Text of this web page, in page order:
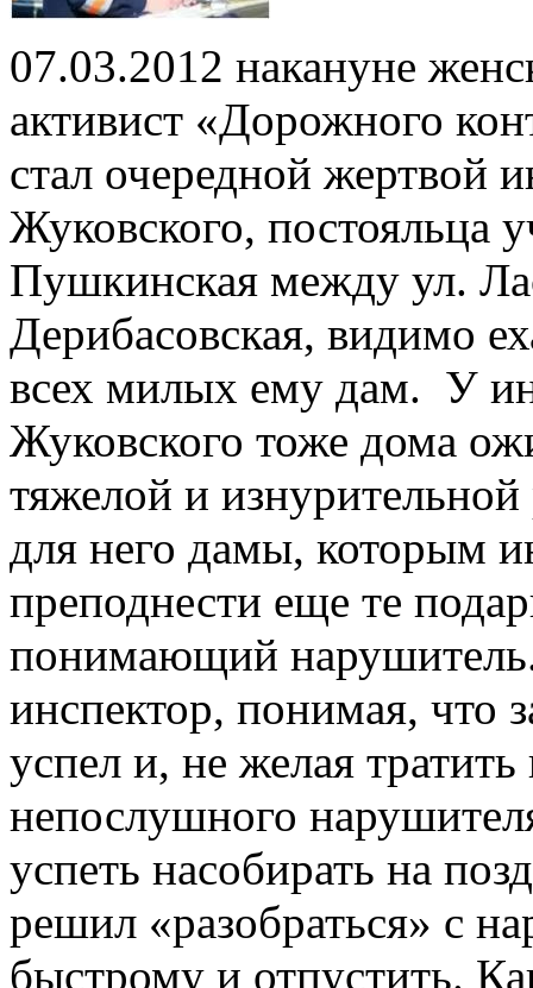
07.03.2012 накануне
активист «Дорожного
стал очередной жертвой
Жуковского, постояльца
Пушкинская между ул.
Дерибасовская, видимо
всех милых ему дам. У
Жуковского тоже дома
тяжелой и
для него дамы, которым
преподнести еще те
понимающий
инспектор, понимая, что
успел и, не желая тратить
непослушного
успеть насобирать на
решил «разобраться» с
быстрому и отпустить.